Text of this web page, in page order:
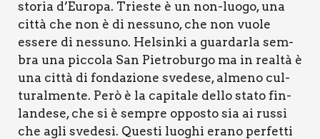
sto­ria d’Europa. Trie­ste è un non-luo­go, una
cit­tà che non è di nes­su­no, che non vuo­le
esse­re di nes­su­no. Hel­sin­ki a guar­dar­la sem­
bra una pic­co­la San Pie­tro­bur­go ma in real­tà è
una cit­tà di fon­da­zio­ne sve­de­se, alme­no cul­
tu­ral­men­te. Però è la capi­ta­le del­lo sta­to fin­
lan­de­se, che si è sem­pre oppo­sto sia ai rus­si
che agli sve­de­si. Que­sti luo­ghi era­no per­fet­ti